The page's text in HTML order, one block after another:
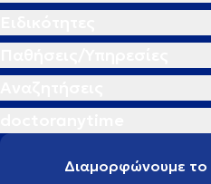
Διαμορφώνουμε το